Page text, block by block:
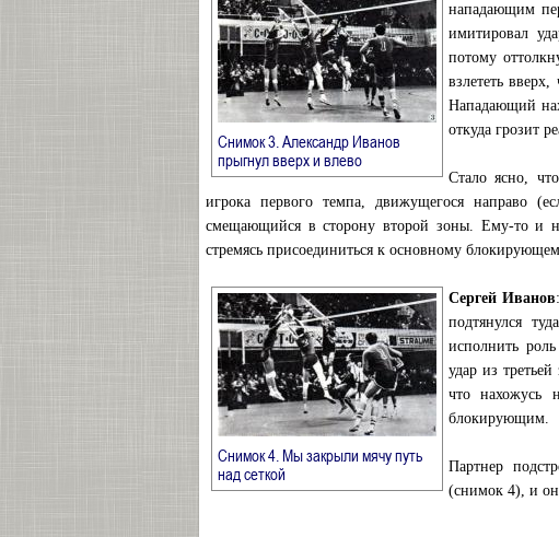
Снимок 3. Александр Иванов
прыгнул вверх и влево
нападающим
имитировал
потому
взлететь
Нападающий
откуда грозит
Стало ясно,
игрока первого темпа, движущегося направо
смещающийся в сторону второй зоны. Ему-то и
стремясь присоединиться к основному
Снимок 4. Мы закрыли мячу путь
над сеткой
Сергей Иванов
подтянулся
исполнить
удар из
что нахожусь
блокирующим.
Партнер
(снимок 4), и